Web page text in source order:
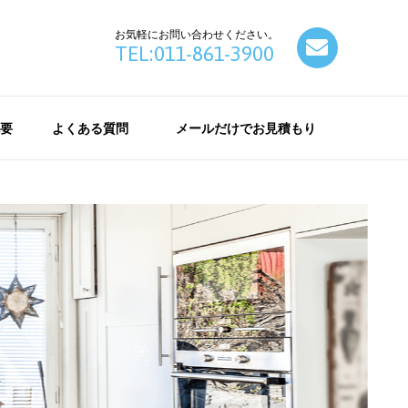
お気軽にお問い合わせください。
TEL:011-861-3900
よくある質問 メールだけでお見積もり